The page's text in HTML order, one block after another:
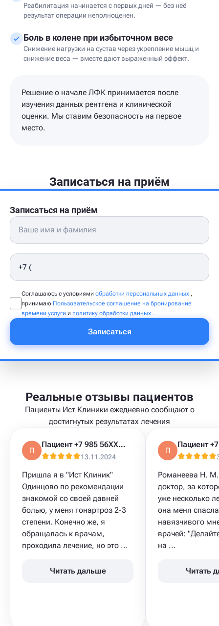
Реабилитация начинается с первых дней — без неё
результат операции неполноценен.
Боль в колене при избыточном весе
Снижение нагрузки на сустав через укрепление мышц и
снижение веса — вместе дают выраженный эффект.
Решение о начале ЛФК принимается после
изучения данных рентгена и клинической
оценки. Мы ставим безопасность на первое
место.
Записаться на приём
Записаться на приём
Соглашаюсь с условиями обработки персональных данных ,
принимаю Пользовательское соглашение на бронирование
времени услуги и политику обработки данных .
Записаться
Реальные отзывы пациентов
Пациенты Ист Клиники ежедневно сообщают о
достигнутых результатах лечения
П
Пациент +7 985 56XXXXX
13.11.2024
Пришла я в "Ист Клиник"
Одинцово по рекомендации
знакомой со своей давней
болью, у меня гонартроз 2-3
степени. Конечно же, я
обращалась к врачам,
проходила лечение, но это ...
Читать дальше
П
Романеева Н.
доктор, за
уже несколько
она меня
навязчивого
врачей:
на ...
Читать